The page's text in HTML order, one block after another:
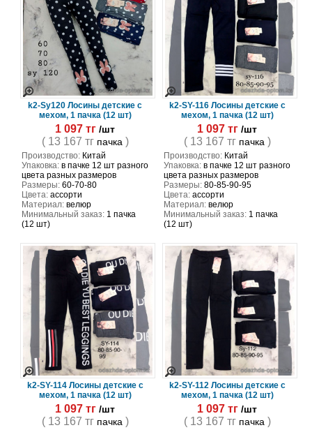
k2-Sy120 Лосины детские с
мехом, 1 пачка (12 шт)
1 097 тг /шт
( 13 167 тг пачка )
Производство:Китай
Упаковка:в пачке 12 шт разного
цвета разных размеров
Размеры:60-70-80
Цвета:ассорти
Материал:велюр
Минимальный заказ:1 пачка
(12 шт)
k2-SY-116 Лосины детские с
мехом, 1 пачка (12 шт)
1 097 тг /шт
( 13 167 тг пачка )
Производство:Китай
Упаковка:в пачке 12 шт разного
цвета разных размеров
Размеры:80-85-90-95
Цвета:ассорти
Материал:велюр
Минимальный заказ:1 пачка
(12 шт)
k2-SY-114 Лосины детские с
мехом, 1 пачка (12 шт)
1 097 тг /шт
( 13 167 тг пачка )
k2-SY-112 Лосины детские с
мехом, 1 пачка (12 шт)
1 097 тг /шт
( 13 167 тг пачка )